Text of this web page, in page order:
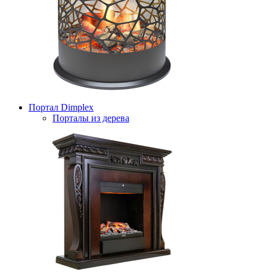
Портал Dimplex
Порталы из дерева